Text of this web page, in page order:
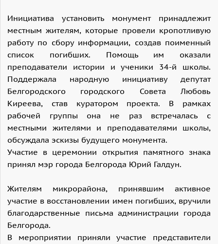
Инициатива установить монумент принадлежит
местным жителям, которые провели кропотливую
работу по сбору информации, создав поименный
список погибших. Помощь им оказали
преподаватели истории и ученики 34-й школы.
Поддержала народную инициативу депутат
Белгородского городского Совета Любовь
Киреева, став куратором проекта. В рамках
рабочей группы она не раз встречалась с
местными жителями и преподавателями школы,
обсуждала эскизы будущего монумента.
Участие в церемонии открытия памятного знака
принял мэр города Белгорода Юрий Галдун.
Жителям микрорайона, принявшим активное
участие в восстановлении имен погибших, вручили
благодарственные письма администрации города
Белгорода.
В мероприятии приняли участие представители